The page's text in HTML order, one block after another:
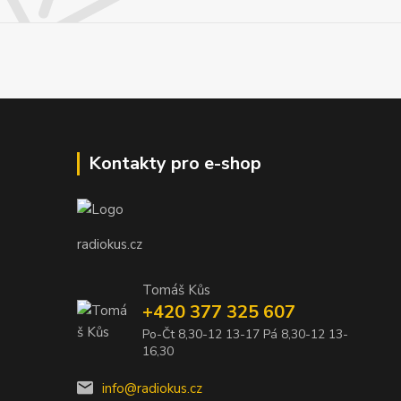
Kontakty pro e-shop
radiokus.cz
Tomáš Kůs
+420 377 325 607
Po-Čt 8,30-12 13-17 Pá 8,30-12 13-
16,30
info@radiokus.cz